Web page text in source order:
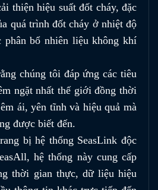
thiện hiệu suất đốt cháy, đặc
quá trình đốt cháy ở nhiệt độ
phân bổ nhiên liệu không khí
chúng tôi đáp ứng các tiêu
ngặt nhất thế giới đồng thời
ái, yên tĩnh và hiệu quả mà
được biết đến.
bị hệ thống SeasLink độc
hệ thống này cung cấp
thời gian thực, dữ liệu hiệu